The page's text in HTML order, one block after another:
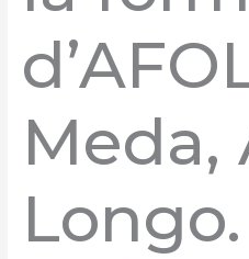
Meda,
Longo.